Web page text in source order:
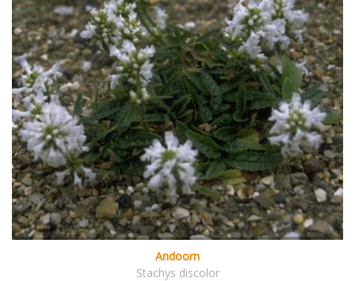
Andoorn
Stachys discolor